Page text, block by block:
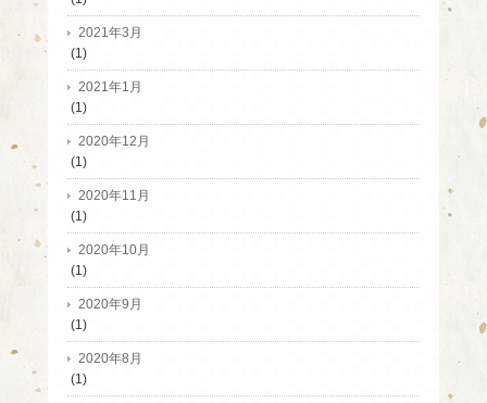
2021年3月
(1)
2021年1月
(1)
2020年12月
(1)
2020年11月
(1)
2020年10月
(1)
2020年9月
(1)
2020年8月
(1)